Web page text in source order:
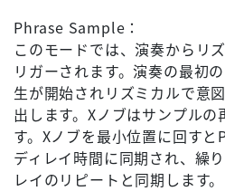
Phrase Sample：
このモードでは、演奏からリ
リガーされます。演奏の最初
生が開始されリズミカルで意
出します。Xノブはサンプル
す。Xノブを最小位置に回す
ディレイ時間に同期され、繰
レイのリピートと同期します。